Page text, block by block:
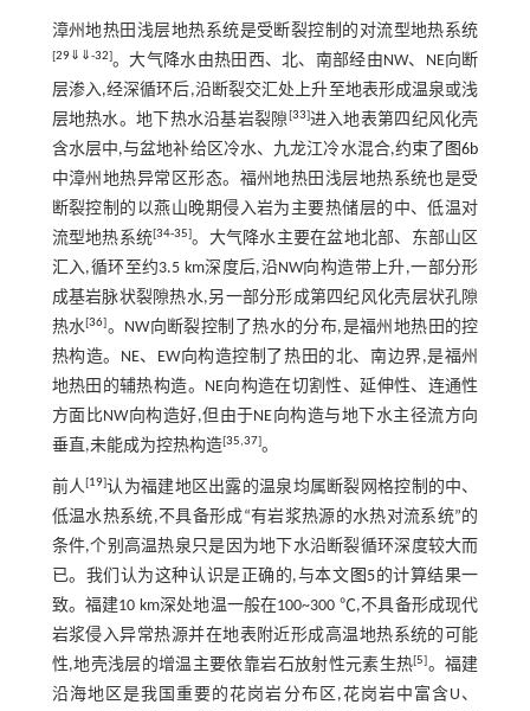
漳州地热田浅层地热系统是受断裂控制的对流型地热系统
[29⇓ ⇓-32]。大气降水由热田西、北、南部经由NW、NE向断
层渗入,经深循环后,沿断裂交汇处上升至地表形成温泉或浅
层地热水。地下热水沿基岩裂隙[33]进入地表第四纪风化壳
含水层中,与盆地补给区冷水、九龙江冷水混合,约束了 图6b
中漳州地热异常区形态。福州地热田浅层地热系统也是受
断裂控制的以燕山晚期侵入岩为主要热储层的中、低温对
流型地热系统[34-35]。大气降水主要在盆地北部、东部山区
汇入,循环至约3.5 km深度后,沿NW向构造带上升,一部分形
成基岩脉状裂隙热水,另一部分形成第四纪风化壳层状孔隙
热水[36]。NW向断裂控制了热水的分布,是福州地热田的控
热构造。NE、EW向构造控制了热田的北、南边界,是福州
地热田的辅热构造。NE向构造在切割性、延伸性、连通性
方面比NW向构造好,但由于NE向构造与地下水主径流方向
垂直,未能成为控热构造[35,37]。
前人[19]认为福建地区出露的温泉均属断裂网格控制的中、
低温水热系统,不具备形成“有岩浆热源的水热对流系统”的
条件,个别高温热泉只是因为地下水沿断裂循环深度较大而
已。我们认为这种认识是正确的,与本文 图5 的计算结果一
致。福建10 km深处地温一般在100~300 ℃,不具备形成现代
岩浆侵入异常热源并在地表附近形成高温地热系统的可能
性,地壳浅层的增温主要依靠岩石放射性元素生热[5]。福建
沿海地区是我国重要的花岗岩分布区,花岗岩中富含U、